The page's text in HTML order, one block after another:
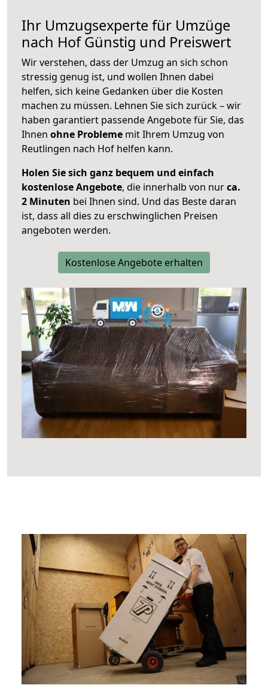
Ihr Umzugsexperte für Umzüge
nach HofGünstig und Preiswert
Wir verstehen, dass der Umzug an sich schon
stressig genug ist, und wollen Ihnen dabei
helfen, sich keine Gedanken über die Kosten
machen zu müssen. Lehnen Sie sich zurück – wir
haben garantiert passende Angebote für Sie, das
Ihnen ohne Probleme mit Ihrem Umzug von
Reutlingen nach Hof helfen kann.
Holen Sie sich ganz bequem und einfach
kostenlose Angebote, die innerhalb von nurca.
2 Minuten bei Ihnen sind. Und das Beste daran
ist, dass all dies zu erschwinglichen Preisen
angeboten werden.
Kostenlose Angebote erhalten